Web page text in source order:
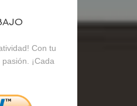
Con tu
¡Cada